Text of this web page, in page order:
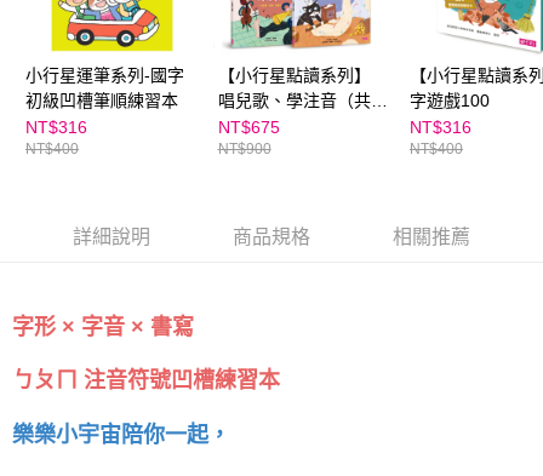
小行星運筆系列-國字
初級凹槽筆順練習本
NT$316
NT$400
【小行星點讀系列】
唱兒歌、學注音（共兩
冊）
NT$675
NT$900
【小行星點讀系
字遊戲100
NT$316
NT$400
詳細說明 商品規格 相關推薦
字形 × 字音 × 書寫
ㄅㄆㄇ 注音符號凹槽練習本
樂樂小宇宙陪你一起，